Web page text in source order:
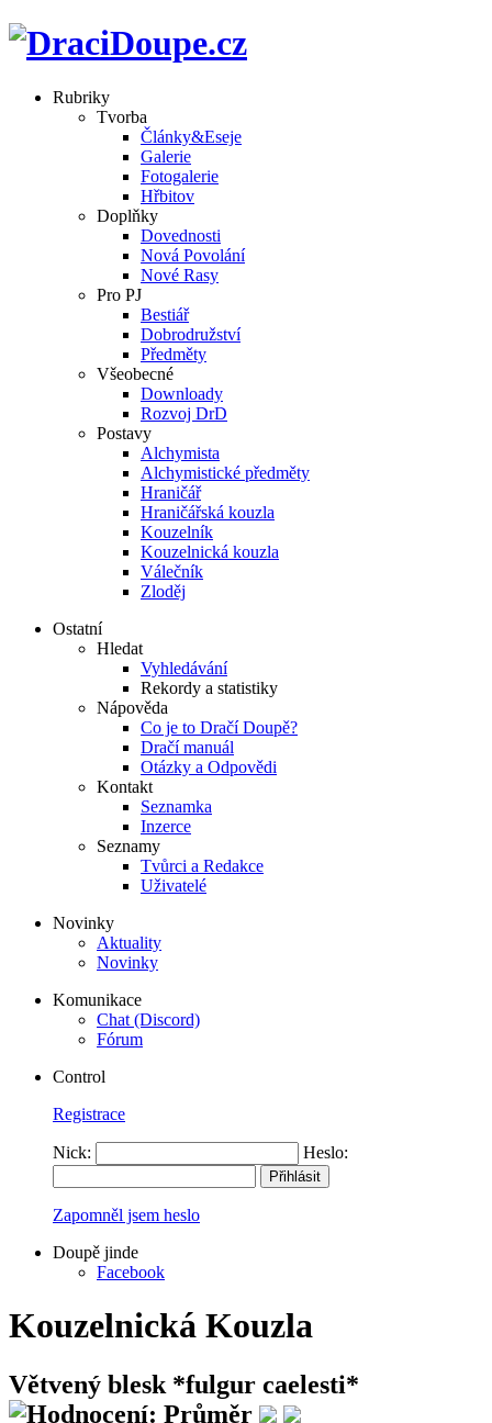
Rubriky
Tvorba
Články&Eseje
Galerie
Fotogalerie
Hřbitov
Doplňky
Dovednosti
Nová Povolání
Nové Rasy
Pro PJ
Bestiář
Dobrodružství
Předměty
Všeobecné
Downloady
Rozvoj DrD
Postavy
Alchymista
Alchymistické předměty
Hraničář
Hraničářská kouzla
Kouzelník
Kouzelnická kouzla
Válečník
Zloděj
Ostatní
Hledat
Vyhledávání
Rekordy a statistiky
Nápověda
Co je to Dračí Doupě?
Dračí manuál
Otázky a Odpovědi
Kontakt
Seznamka
Inzerce
Seznamy
Tvůrci a Redakce
Uživatelé
Novinky
Aktuality
Novinky
Komunikace
Chat (Discord)
Fórum
Control
Registrace
Nick: Heslo:
Zapomněl jsem heslo
Doupě jinde
Facebook
Kouzelnická Kouzla
Větvený blesk *fulgur caelesti*